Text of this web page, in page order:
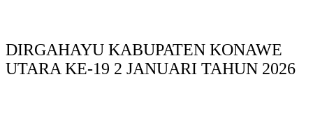
DIRGAHAYU KABUPATEN KONAWE
UTARA KE-19 2 JANUARI TAHUN 2026